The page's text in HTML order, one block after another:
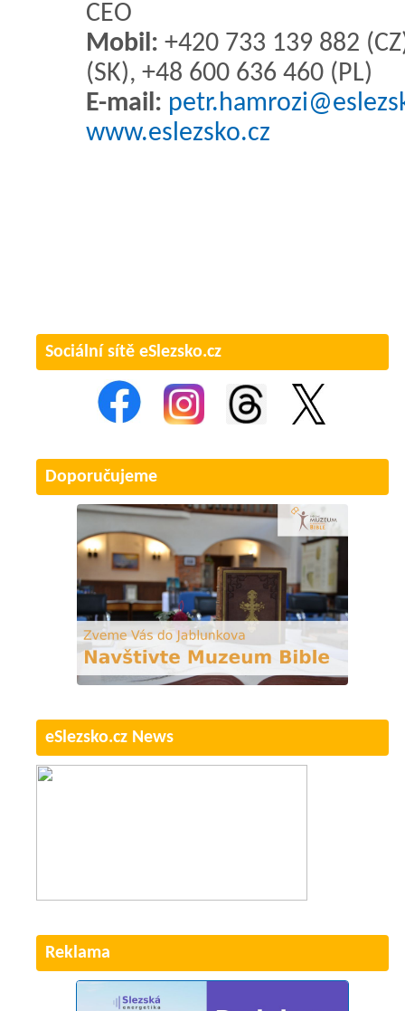
CEO
Mobil: +420 733 139 882
(SK), +48 600 636 460 (PL)
E-mail:
www.eslezsko.cz
Sociální sítě eSlezsko.cz
Doporučujeme
eSlezsko.cz News
Reklama